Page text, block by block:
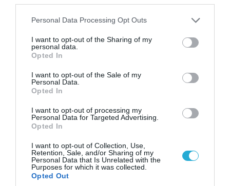
Please note that this website/app uses one or more Google
not limited to your visit or usage behaviour. You may click to
grant or deny consent to Google and its third-party tags to
use your data for below specified purposes in below Google
consent section.
Personal Data Processing Opt Outs
I want to opt-out of the Sharing of my
personal data.
Opted In
I want to opt-out of the Sale of my
Personal Data.
Opted In
I want to opt-out of processing my
Personal Data for Targeted Advertising.
Opted In
I want to opt-out of Collection, Use,
Retention, Sale, and/or Sharing of my
Personal Data that Is Unrelated with the
Purposes for which it was collected.
Opted Out
07.08.2026 | 20:02
Ο Γιάννης Αλαφούζος «τέλειωσε» τον
Κωνσταντίνο Ζούλα από τον ΣΚΑΪ – Ο λόγος της
απομάκρυνσής του